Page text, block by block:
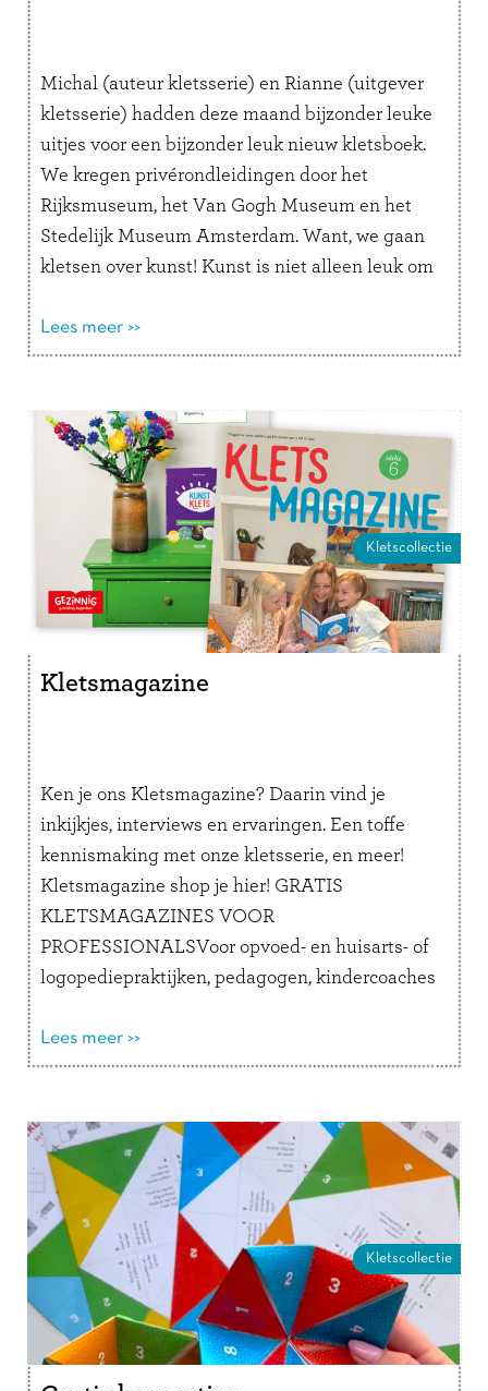
Michal (auteur kletsserie) en Rianne (uitgever
kletsserie) hadden deze maand bijzonder leuke
uitjes voor een bijzonder leuk nieuw kletsboek.
We kregen privérondleidingen door het
Rijksmuseum, het Van Gogh Museum en het
Stedelijk Museum Amsterdam. Want, we gaan
kletsen over kunst! Kunst is niet alleen leuk om
Lees verder
Lees meer >>
Kletscollectie
Kletsmagazine
Ken je ons Kletsmagazine? Daarin vind je
inkijkjes, interviews en ervaringen. Een toffe
kennismaking met onze kletsserie, en meer!
Kletsmagazine shop je hier! GRATIS
KLETSMAGAZINES VOOR
PROFESSIONALSVoor opvoed- en huisarts- of
logopediepraktijken, pedagogen, kindercoaches
stapel Kletsmagazines aan te vragen.
Organiseer je vanuit een opvoedpoli,
Lees meer >>
Kletscollectie